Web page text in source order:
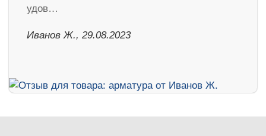
удов…
Иванов Ж., 29.08.2023